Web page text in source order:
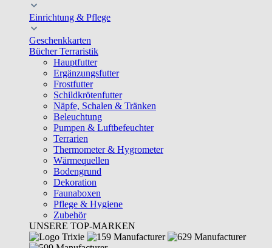
Einrichtung & Pflege
Geschenkkarten
Bücher Terraristik
Hauptfutter
Ergänzungsfutter
Frostfutter
Schildkrötenfutter
Näpfe, Schalen & Tränken
Beleuchtung
Pumpen & Luftbefeuchter
Terrarien
Thermometer & Hygrometer
Wärmequellen
Bodengrund
Dekoration
Faunaboxen
Pflege & Hygiene
Zubehör
UNSERE TOP-MARKEN